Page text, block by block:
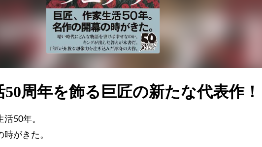
周年を飾る巨匠の新たな代表作！
50年。
がきた。